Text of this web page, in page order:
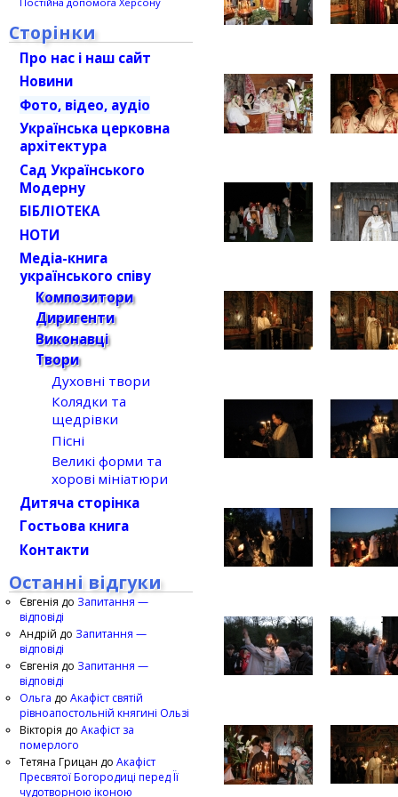
Сторінки
Про нас і наш сайт
Новини
Фото, відео, аудіо
Українська церковна
архітектура
Сад Українського
Модерну
БІБЛІОТЕКА
НОТИ
Медіа-книга
українського співу
Композитори
Диригенти
Виконавці
Твори
Духовні твори
Колядки та
щедрівки
Пісні
Великі форми та
хорові мініатюри
Дитяча сторінка
Гостьова книга
Контакти
Останні відгуки
Євгенія до Запитання —
відповіді
Андрій до Запитання —
відповіді
Євгенія до Запитання —
відповіді
Ольга до Акафіст святій
рівноапостольній княгині Ользі
Вікторія до Акафіст за
померлого
Тетяна Грицан до Акафіст
Пресвятої Богородиці перед Її
чудотворною іконою